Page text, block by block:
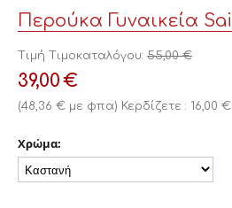
Περούκα Γυναικεία Sai
Τιμή Τιμοκαταλόγου: 55,00 €
39,00€
(48,36 € με φπα) Κερδίζετε : 16,00 €
Χρώμα: